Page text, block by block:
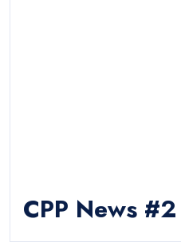
CPP News #2